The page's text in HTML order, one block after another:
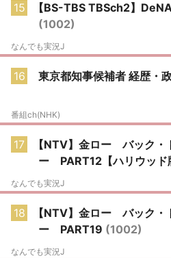
15
【BS-TBS TBSch2】
(1002)
なんでも実況J
16 東京都知事候補者 経歴・
番組ch(NHK)
17
【NTV】金ロー バック・
ー PART12【ハリウッド
なんでも実況J
18
【NTV】金ロー バック・
ー PART19 (1002)
なんでも実況J